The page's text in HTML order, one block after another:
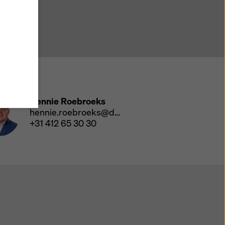
Hennie Roebroeks
hennie.roebroeks@doka.com
+31 412 65 30 30
en